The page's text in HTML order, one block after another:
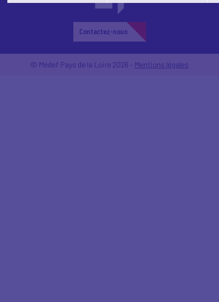
Contactez-nous
© Medef Pays de la Loire 2026 - Mentions légales